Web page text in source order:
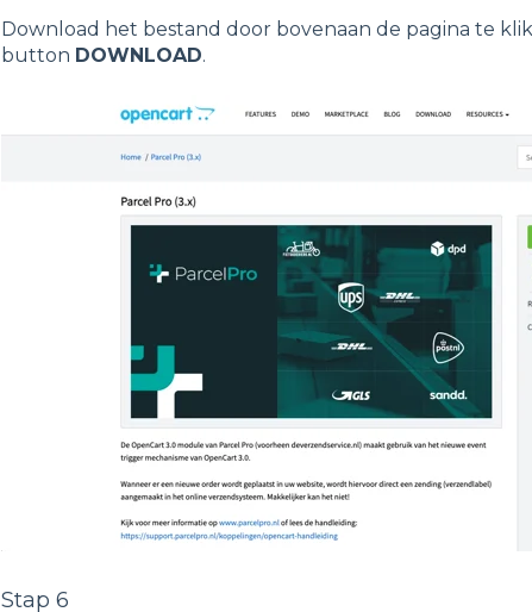
Download het bestand door bovenaan de pagina te
button DOWNLOAD.
Stap 6